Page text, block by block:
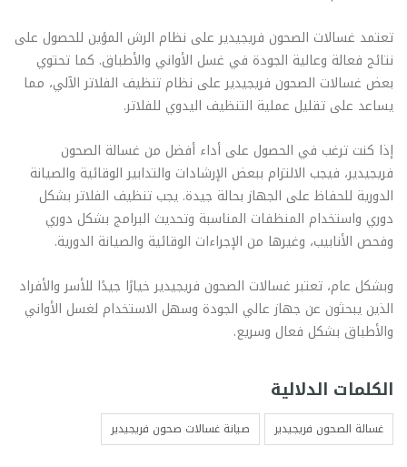
تعتمد غسالات الصحون فريجيدير على نظام الرش المؤين للحصول على
نتائج فعالة وعالية الجودة في غسل الأواني والأطباق. كما تحتوي
بعض غسالات الصحون فريجيدير على نظام تنظيف الفلاتر الآلي، مما
يساعد على تقليل عملية التنظيف اليدوي للفلاتر.
إذا كنت ترغب في الحصول على أداء أفضل من غسالة الصحون
فريجيدير، فيجب الالتزام ببعض الإرشادات والتدابير الوقائية والصيانة
الدورية للحفاظ على الجهاز بحالة جيدة. يجب تنظيف الفلاتر بشكل
دوري واستخدام المنظفات المناسبة وتحديث البرامج بشكل دوري
وفحص الأنابيب، وغيرها من الإجراءات الوقائية والصيانة الدورية.
وبشكل عام، تعتبر غسالات الصحون فريجيدير خيارًا جيدًا للأسر والأفراد
الذين يبحثون عن جهاز عالي الجودة وسهل الاستخدام لغسل الأواني
والأطباق بشكل فعال وسريع.
الكلمات الدلالية
غسالة الصحون فريجيدير صيانة غسالات صحون فريجيدير